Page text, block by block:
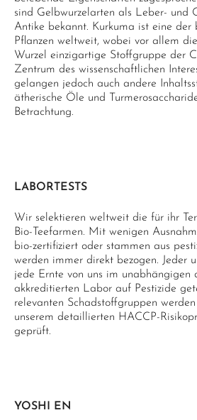
sind Gelbwurzelarten als Leber- und
Antike bekannt. Kurkuma ist eine der
Pflanzen weltweit, wobei vor allem
Wurzel einzigartige Stoffgruppe der
Zentrum des wissenschaftlichen
gelangen jedoch auch andere
ätherische Öle und
Betrachtung.
LABORTESTS
Wir selektieren weltweit die für ihr
Bio-Teefarmen. Mit wenigen
bio-zertifiziert oder stammen aus
werden immer direkt bezogen. Jeder
jede Ernte von uns im unabhängigen
akkreditierten Labor auf Pestizide
relevanten Schadstoffgruppen
unserem detaillierten HACCP-
geprüft.
YOSHI EN